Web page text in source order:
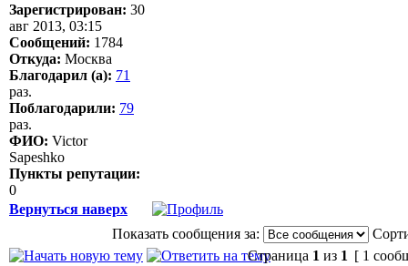
Зарегистрирован: 30
авг 2013, 03:15
Сообщений: 1784
Откуда: Москва
Благодарил (а): 71
раз.
Поблагодарили: 79
раз.
ФИО: Victor
Sapeshko
Пункты репутации:
0
Вернуться наверх
Показать сообщения за:
Страница 1 из 1 [ 1